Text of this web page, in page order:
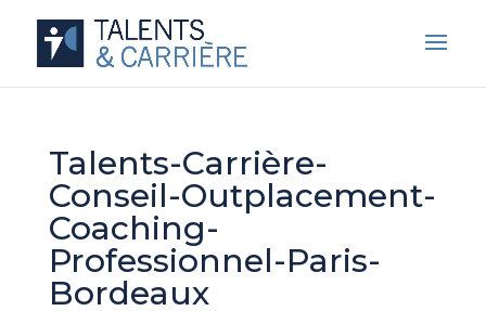
Talents-Carrière-
Conseil-Outplacement-
Coaching-
Professionnel-Paris-
Bordeaux